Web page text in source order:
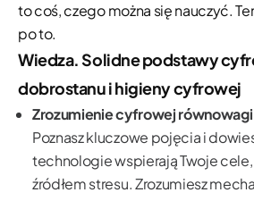
to coś, czego można się nauczyć.
po to.
Wiedza. Solidne podstawy
dobrostanu i higieny cyfrowej
Zrozumienie cyfrowej równowagi
Poznasz kluczowe pojęcia i
technologie wspierają Twoje
źródłem stresu. Zrozumiesz